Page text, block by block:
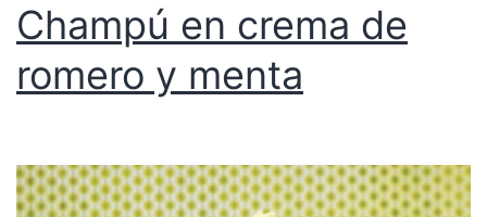
Champú en crema de
romero y menta